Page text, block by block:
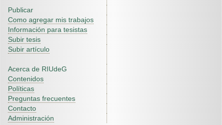
Publicar
Como agregar mis trabajos
Información para tesistas
Subir tesis
Subir artículo
Acerca de RIUdeG
Contenidos
Políticas
Preguntas frecuentes
Contacto
Administración